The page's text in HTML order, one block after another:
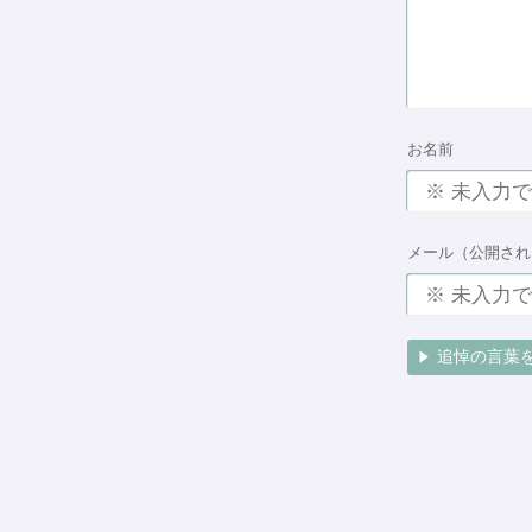
お名前
メール（公開さ